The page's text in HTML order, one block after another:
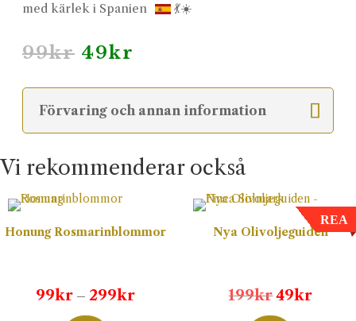
med kärlek i Spanien
💃☀️
99kr Det
priset
var:
99kr.
49kr
priset
är:
49kr.
Förvaring och annan information
Vi rekommenderar också
Honung Rosmarinblommor
99kr – 299krPrisintervall:
REA
Nya Olivoljeguiden
199krDet
49krDet